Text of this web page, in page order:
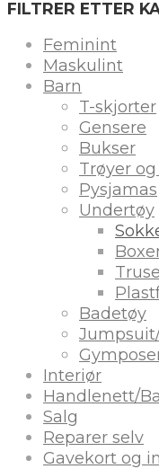
FILTRER ETTER
Feminint
Maskulint
Barn
T-skjorter
Gensere
Bukser
Trøyer
Pysjamas
Undertøy
Badetøy
Interiør
Handlenett/
Salg
Reparer selv
Gavekort og